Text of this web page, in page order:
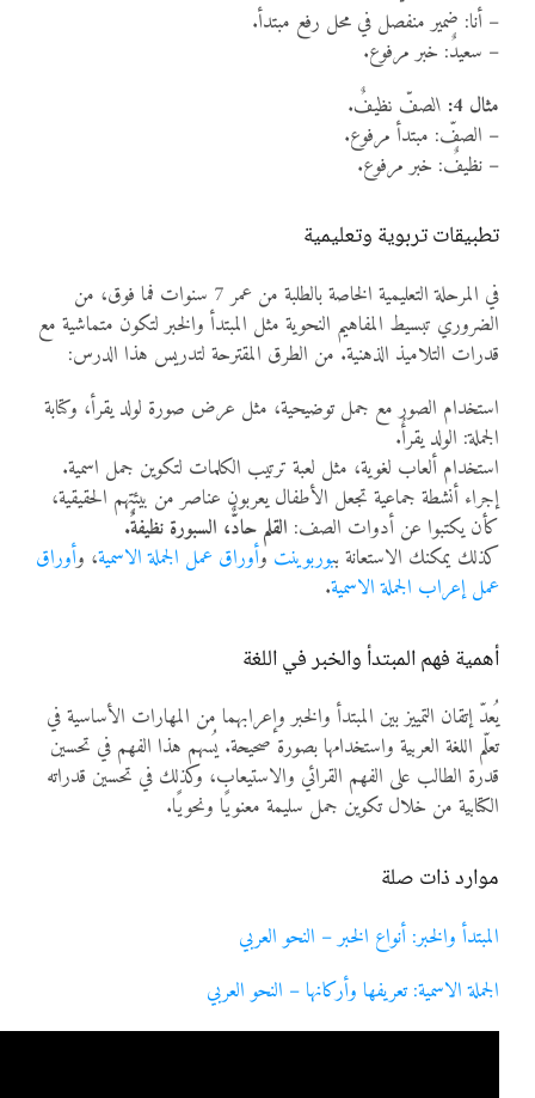
– أنا: ضمير منفصل في محل رفع مبتدأ.
– سعيدٌ: خبر مرفوع.
مثال 4:
الصفّ نظيفٌ.
– الصفّ: مبتدأ مرفوع.
– نظيفٌ: خبر مرفوع.
تطبيقات تربوية وتعليمية
في المرحلة التعليمية الخاصة بالطلبة من عمر 7 سنوات فما فوق، من
الضروري تبسيط المفاهيم النحوية مثل المبتدأ والخبر لتكون متماشية مع
قدرات التلاميذ الذهنية. من الطرق المقترحة لتدريس هذا الدرس:
استخدام الصور مع جمل توضيحية، مثل عرض صورة لولد يقرأ، وكتابة
الجملة: الولد يقرأُ.
استخدام ألعاب لغوية، مثل لعبة ترتيب الكلمات لتكوين جمل اسمية.
إجراء أنشطة جماعية تجعل الأطفال يعربون عناصر من بيئتهم الحقيقية،
كأن يكتبوا عن أدوات الصف: القلم حادٌّ، السبورة نظيفةٌ.
كذلك يمكنك الاستعانة ببوربوينت وأوراق عمل الجملة الاسمية، وأوراق
عمل إعراب الجملة الاسمية.
أهمية فهم المبتدأ والخبر في اللغة
يُعدّ إتقان التمييز بين المبتدأ والخبر وإعرابهما من المهارات الأساسية في
تعلّم اللغة العربية واستخدامها بصورة صحيحة. يُسهم هذا الفهم في تحسين
قدرة الطالب على الفهم القرائي والاستيعاب، وكذلك في تحسين قدراته
الكتابية من خلال تكوين جمل سليمة معنويًا ونحويًا.
موارد ذات صلة
المبتدأ والخبر: أنواع الخبر – النحو العربي
الجملة الاسمية: تعريفها وأركانها – النحو العربي